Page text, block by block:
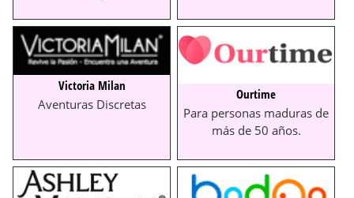
Victoria Milan
Aventuras Discretas
Ourtime
Para personas maduras de
más de 50 años.